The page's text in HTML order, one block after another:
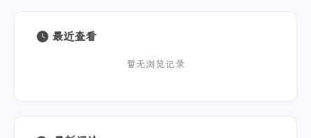
最近查看
暂无浏览记录